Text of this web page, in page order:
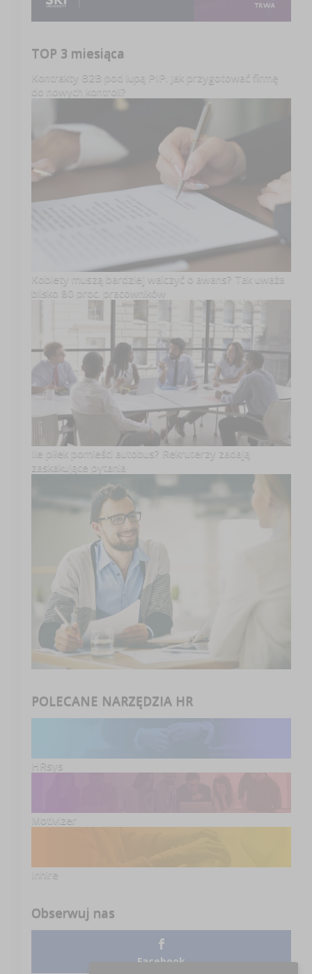
TOP 3 miesiąca
Kontrakty B2B pod lupą PIP. Jak przygotować firmę
do nowych kontroli?
Kobiety muszą bardziej walczyć o awans? Tak uważa
blisko 80 proc. pracowników
Ile piłek pomieści autobus? Rekruterzy zadają
zaskakujące pytania
POLECANE NARZĘDZIA HR
HRsys
Motivizer
Inhire
Obserwuj nas
Facebook